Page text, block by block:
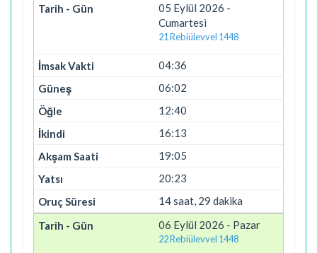
05 Eylül 2026 -
Cumartesi
21 Rebiülevvel 1448
04:36
06:02
12:40
16:13
19:05
20:23
14 saat, 29 dakika
06 Eylül 2026 - Pazar
22 Rebiülevvel 1448